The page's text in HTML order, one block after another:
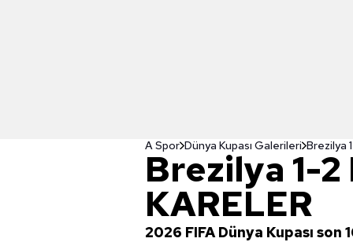
A Spor Dünya Kupası Galerileri Brezilya
Brezilya 1-
KARELER
2026 FIFA Dünya Kupası